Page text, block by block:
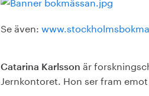
Se även:
Catarina Karlsson är
Jernkontoret. Hon ser fram